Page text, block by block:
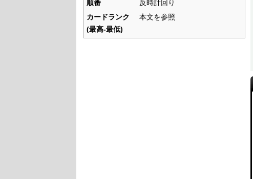
順番
反時計回り
カードランク
(最高-最低)
本文を参照